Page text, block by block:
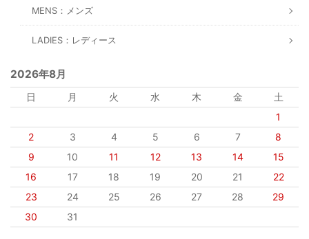
MENS：メンズ
LADIES：レディース
2026年8月
日 月 火 水 木 金
土
1
2
3 4 5 6 7
8
9
10 11 12 13 14
15
16
17 18 19 20 21
22
23
24 25 26 27 28
29
30
31